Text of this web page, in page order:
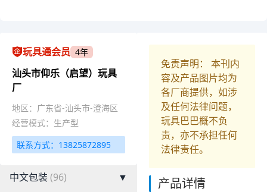
玩具通会员 4年
汕头市仰乐（启望）玩具
厂
地区：广东省-汕头市-澄海区
经营模式：生产型
联系方式：13825872895
中文包装(96)
▼
免责声明： 本刊内
容及产品图片均为
各厂商提供，如涉
及任何法律问题，
玩具巴巴概不负
责，亦不承担任何
法律责任。
产品详情